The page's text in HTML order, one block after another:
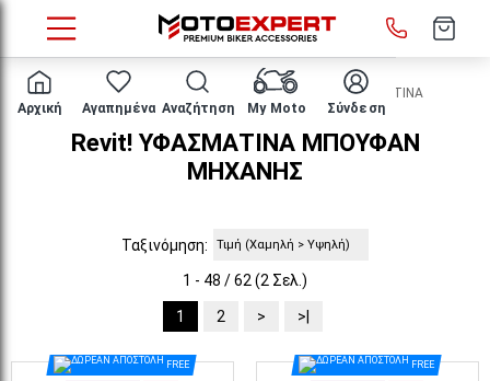
Αρχική Αγαπημένα Αναζήτηση My Moto Σύνδεση
ΕΝΔΥΣΗ ΑΝΑΒΑΤΗ ΜΠΟΥΦΑΝ ΥΦΑΣΜΑΤΙΝΑ
Revit! ΥΦΑΣΜΑΤΙΝΑ ΜΠΟΥΦΑΝ
ΜΗΧΑΝΗΣ
Ταξινόμηση:
1 - 48 / 62 (2 Σελ.)
1 2 > >|
FREE FREE